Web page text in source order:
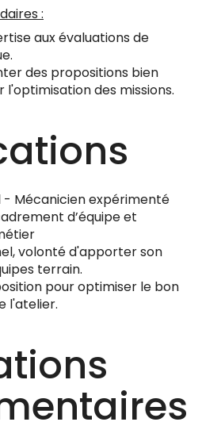
:
aux évaluations de
des propositions bien
des missions.
Mécanicien expérimenté
d’équipe et
volonté d'apporter son
terrain.
pour optimiser le bon
l'atelier.